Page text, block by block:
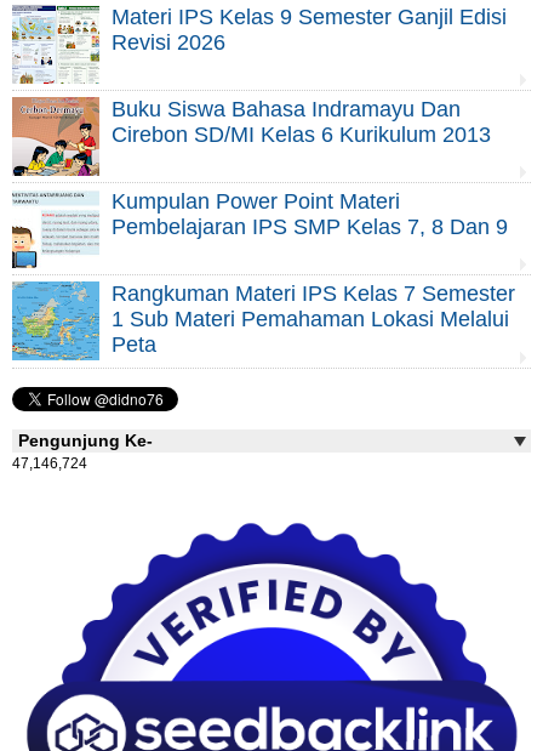
Materi IPS Kelas 9 Semester Ganjil Edisi
Revisi 2026
Buku Siswa Bahasa Indramayu Dan
Cirebon SD/MI Kelas 6 Kurikulum 2013
Kumpulan Power Point Materi
Pembelajaran IPS SMP Kelas 7, 8 Dan 9
Rangkuman Materi IPS Kelas 7 Semester
1 Sub Materi Pemahaman Lokasi Melalui
Peta
Pengunjung Ke-
47,146,724